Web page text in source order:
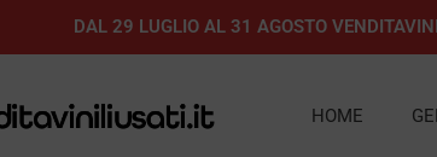
DAL 29 LUGLIO AL 31 AGOSTO
HOME